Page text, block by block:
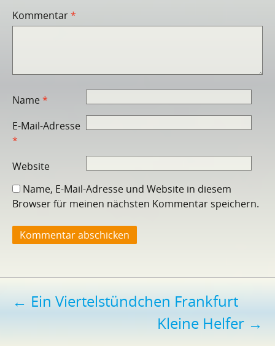
Kommentar*
Name*
E-Mail-Adresse
*
Website
Name, E-Mail-Adresse und Website in diesem
Browser für meinen nächsten Kommentar speichern.
Beitragsnavigation
← Ein Viertelstündchen Frankfurt
Kleine Helfer →